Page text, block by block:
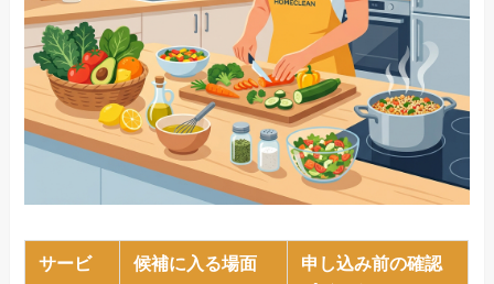
サービ
候補に入る場面
申し込み前の確認